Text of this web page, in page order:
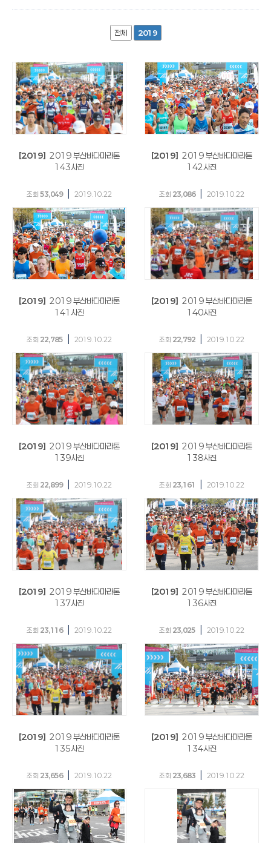
전체 2019
[2019] 2019 부산바다마라톤
143사진
조회 53,049 2019.10.22
[2019] 2019 부산바다마라톤
142사진
조회 23,086 2019.10.22
[2019] 2019 부산바다마라톤
141사진
조회 22,785 2019.10.22
[2019] 2019 부산바다마라톤
140사진
조회 22,792 2019.10.22
[2019] 2019 부산바다마라톤
139사진
조회 22,899 2019.10.22
[2019] 2019 부산바다마라톤
138사진
조회 23,161 2019.10.22
[2019] 2019 부산바다마라톤
137사진
조회 23,116 2019.10.22
[2019] 2019 부산바다마라톤
136사진
조회 23,025 2019.10.22
[2019] 2019 부산바다마라톤
135사진
조회 23,656 2019.10.22
[2019] 2019 부산바다마라톤
134사진
조회 23,683 2019.10.22